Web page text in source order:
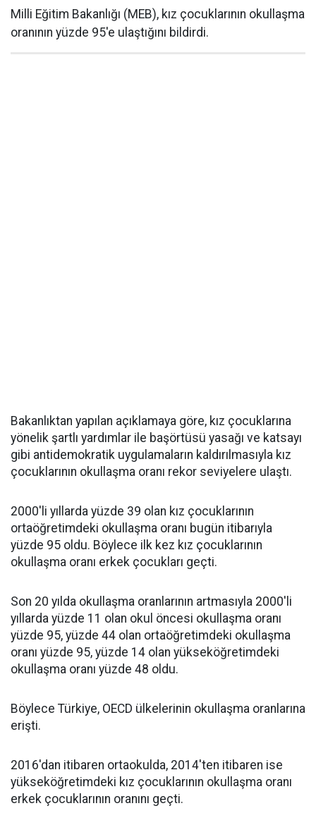
Milli Eğitim Bakanlığı (MEB), kız çocuklarının okullaşma
oranının yüzde 95'e ulaştığını bildirdi.
Bakanlıktan yapılan açıklamaya göre, kız çocuklarına
yönelik şartlı yardımlar ile başörtüsü yasağı ve katsayı
gibi antidemokratik uygulamaların kaldırılmasıyla kız
çocuklarının okullaşma oranı rekor seviyelere ulaştı.
2000'li yıllarda yüzde 39 olan kız çocuklarının
ortaöğretimdeki okullaşma oranı bugün itibarıyla
yüzde 95 oldu. Böylece ilk kez kız çocuklarının
okullaşma oranı erkek çocukları geçti.
Son 20 yılda okullaşma oranlarının artmasıyla 2000'li
yıllarda yüzde 11 olan okul öncesi okullaşma oranı
yüzde 95, yüzde 44 olan ortaöğretimdeki okullaşma
oranı yüzde 95, yüzde 14 olan yükseköğretimdeki
okullaşma oranı yüzde 48 oldu.
Böylece Türkiye, OECD ülkelerinin okullaşma oranlarına
erişti.
2016'dan itibaren ortaokulda, 2014'ten itibaren ise
yükseköğretimdeki kız çocuklarının okullaşma oranı
erkek çocuklarının oranını geçti.